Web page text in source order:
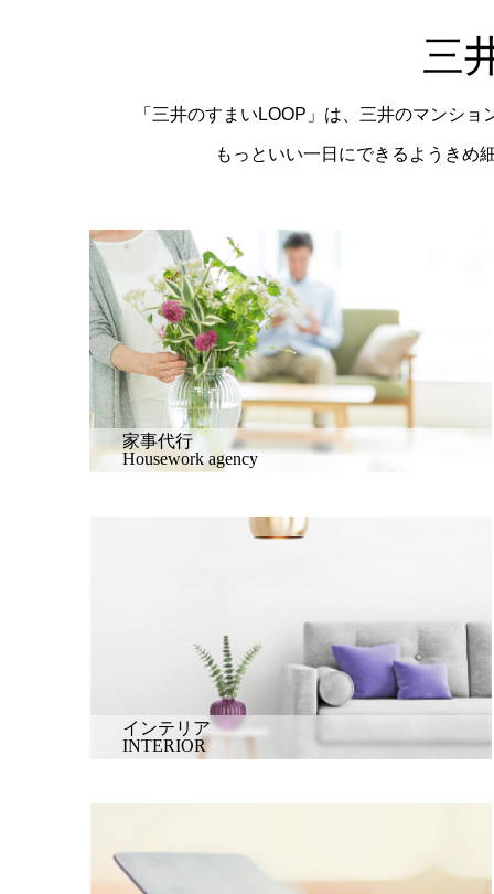
三
「三井のすまいLOOP」は、三井のマンシ
もっといい一日にできるようきめ
家事代行
Housework agency
インテリア
INTERIOR